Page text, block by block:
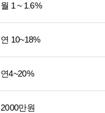
월 1 ~ 1.6%
연 10~18%
연4~20%
2000만원